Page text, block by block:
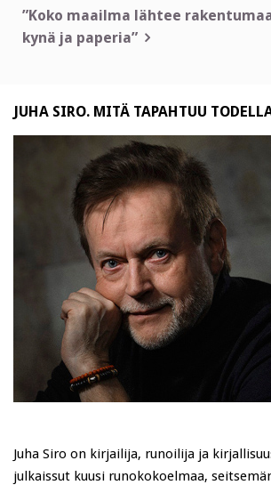
selaus
”Koko maailma lähtee
kynä ja paperia”
JUHA SIRO. MITÄ TAPAHTUU
Juha Siro on kirjailija, runoilija ja
julkaissut kuusi runokokoelmaa,